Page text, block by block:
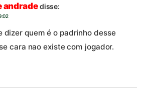
andradedisse:
dizer quem é o padrinho desse
cara nao existe com jogador.